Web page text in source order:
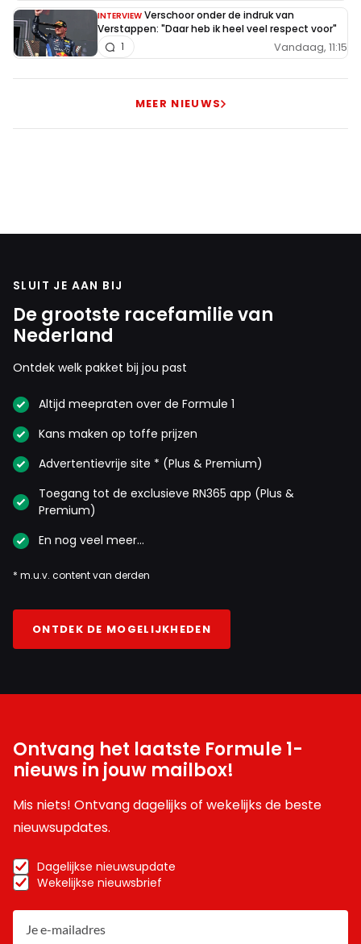
INTERVIEW Verschoor onder de indruk van
Verstappen: "Daar heb ik heel veel respect voor"
Vandaag, 11:15
1
MEER NIEUWS
SLUIT JE AAN BIJ
De grootste racefamilie van
Nederland
Ontdek welk pakket bij jou past
Altijd meepraten over de Formule 1
Kans maken op toffe prijzen
Advertentievrije site * (Plus & Premium)
Toegang tot de exclusieve RN365 app (Plus &
Premium)
En nog veel meer…
* m.u.v. content van derden
ONTDEK DE MOGELIJKHEDEN
Ontvang het laatste Formule 1-
nieuws in jouw mailbox!
Mis niets! Ontvang dagelijks of wekelijks de beste
nieuwsupdates.
Dagelijkse nieuwsupdate
Wekelijkse nieuwsbrief